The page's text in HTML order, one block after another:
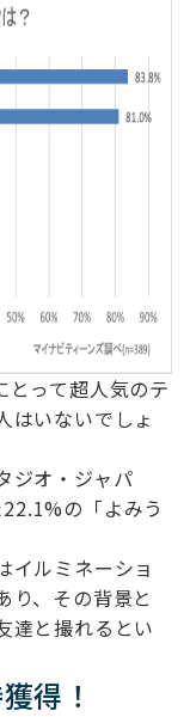
とって超人気のテ
はいないでしょ
ジオ・ジャパ
の「よみう
イルミネーショ
り、その背景と
達と撮れるとい
得！